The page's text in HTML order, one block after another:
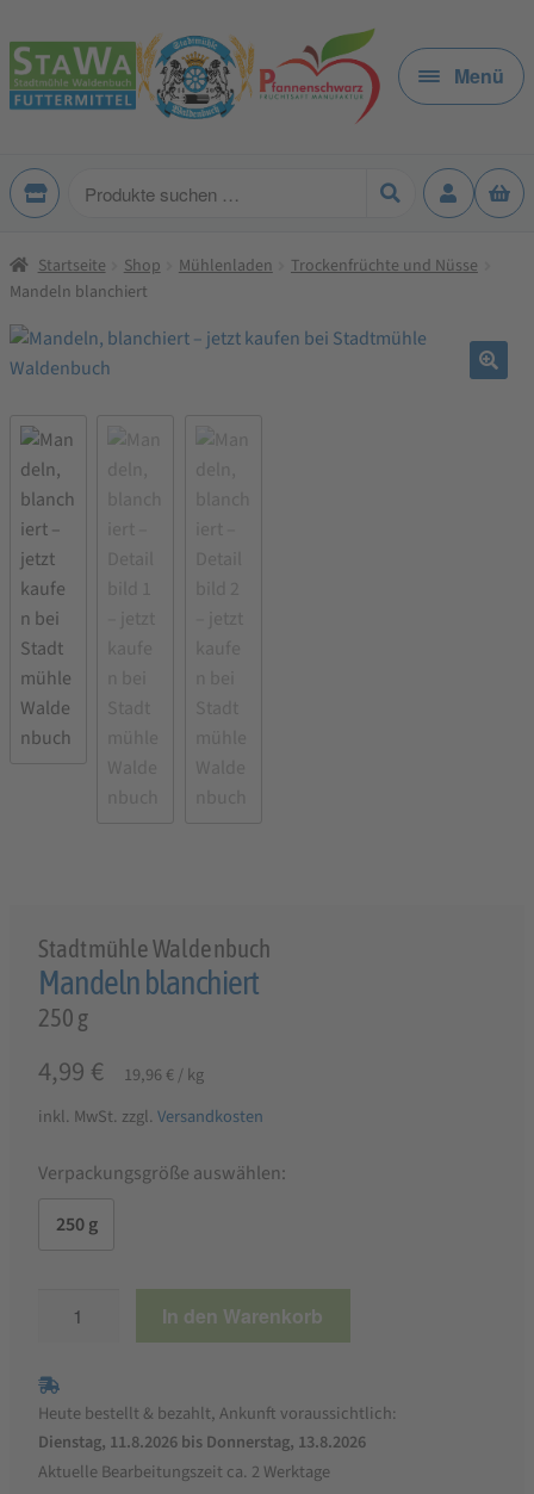
Zur
Navigation
springen
Zum
Inhalt
springen
Menü
Produkte
Startseite Shop Mühlenladen
Trockenfrüchte und Nüsse
Mandeln blanchiert
Stadtmühle Waldenbuch
Mandeln blanchiert
250 g
4,99 € 19,96 €/kg
inkl. MwSt. zzgl. Versandkosten
Verpackungsgröße auswählen:
250 g
blanchiert
In den Warenkorb
Heute bestellt & bezahlt, Ankunft voraussichtlich:
Dienstag, 11.8.2026 bis Donnerstag, 13.8.2026
Aktuelle Bearbeitungszeit ca. 2 Werktage